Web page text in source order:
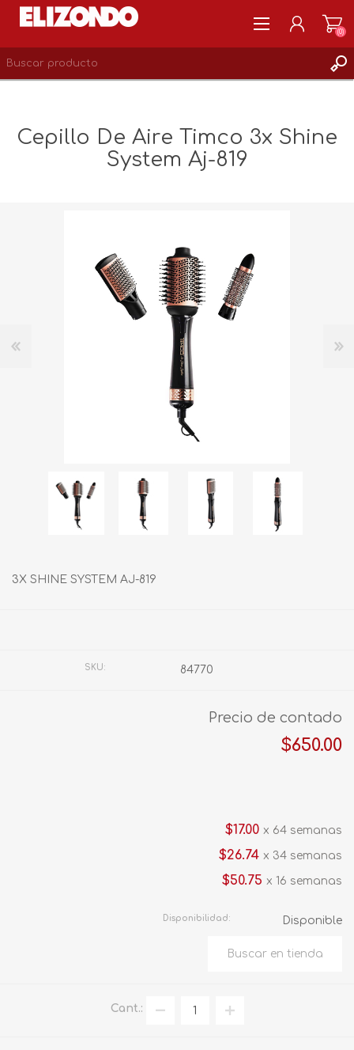
LISTA DE DESEOS
(0)
Cepillo De Aire Timco 3x Shine
System Aj-819
3X SHINE SYSTEM AJ-819
SKU: 84770
Precio de contado
$650.00
$17.00 x 64 semanas
$26.74 x 34 semanas
$50.75 x 16 semanas
Disponibilidad: Disponible
Cant.: